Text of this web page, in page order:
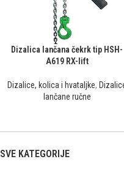
Dizalica lančana čekrk tip HSH-
A619 RX-lift
Dizalice, kolica i hvataljke,
lančane ručne
SVE KATEGORIJE